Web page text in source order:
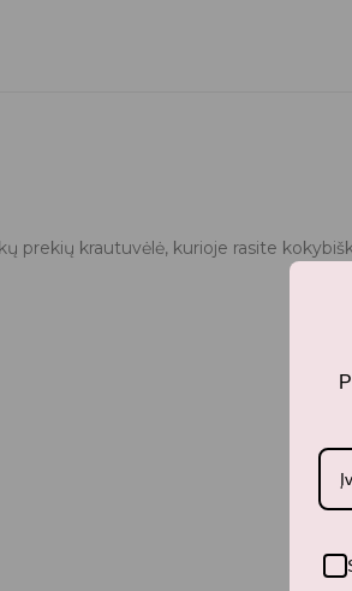
prekių krautuvėlė, kurioje rasite